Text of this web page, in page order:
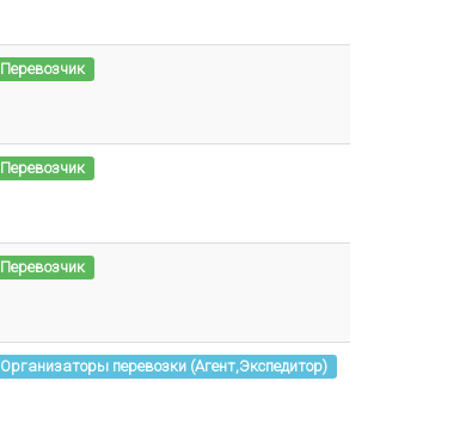
Перевозчик
Перевозчик
Перевозчик
Организаторы перевозки (Агент,Экспедитор)